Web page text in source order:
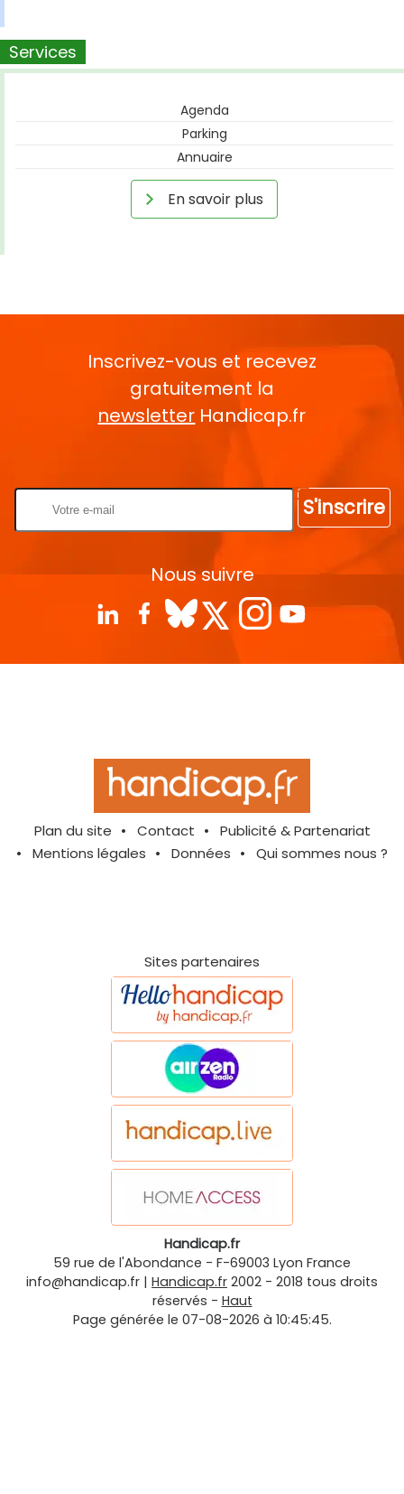
Services
Agenda
Parking
Annuaire
En savoir plus
Inscrivez-vous et recevez
gratuitement la
newsletter Handicap.fr
S'inscrire
Nous suivre
Plan du site Contact
Publicité & Partenariat
Mentions légales
Données Qui sommes nous ?
Sites partenaires
Handicap.fr
59 rue de l'Abondance - F-69003 Lyon France
info@handicap.fr | Handicap.fr 2002 - 2018 tous droits
réservés - Haut
Page générée le 07-08-2026 à 10:45:45.